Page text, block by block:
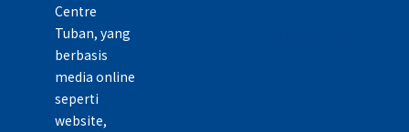
Centre
Tuban, yang
berbasis
media online
seperti
website,